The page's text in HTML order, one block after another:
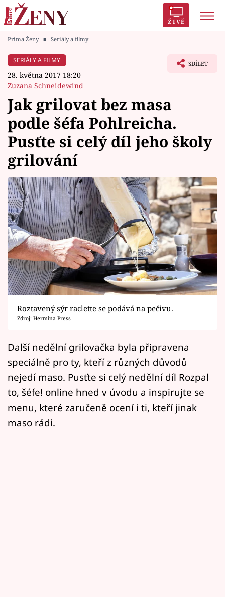
ŽIVĚ
Módní alarm
Témata
Celebrity
Vztahy
Seriály
Horoskopy
Sledujte prima+
Filmový festival Karlovy Vary
Přihlášení
Sledujte nás
Prima Ženy ■ Seriály a filmy
SERIÁLY A FILMY
28. května 2017 18:20
Zuzana Schneidewind
SDÍLET
Jak grilovat bez masa
podle šéfa Pohlreicha.
Pusťte si celý díl jeho školy
grilování
Roztavený sýr raclette se podává na pečivu.
Zdroj: Hermina Press
Další nedělní grilovačka byla připravena
speciálně pro ty, kteří z různých důvodů
nejedí maso. Pusťte si celý nedělní díl Rozpal
to, šéfe! online hned v úvodu a inspirujte se
menu, které zaručeně ocení i ti, kteří jinak
maso rádi.